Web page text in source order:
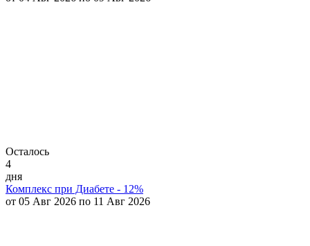
Осталось
4
дня
Комплекс при Диабете - 12%
от 05 Авг 2026 по 11 Авг 2026